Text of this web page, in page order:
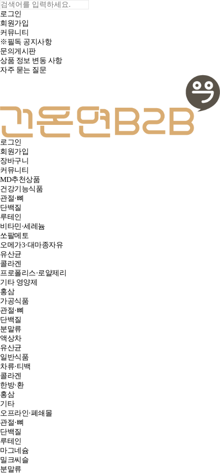
로그인
회원가입
커뮤니티
※필독 공지사항
문의게시판
상품 정보 변동 사항
자주 묻는 질문
로그인
회원가입
장바구니
커뮤니티
MD추천상품
건강기능식품
관절·뼈
단백질
루테인
비타민·세레늄
쏘팔메토
오메가3·대마종자유
유산균
콜라겐
프로폴리스·로얄제리
기타 영양제
홍삼
가공식품
관절·뼈
단백질
분말류
액상차
유산균
일반식품
차류·티백
콜라겐
한방·환
홍삼
기타
오프라인·폐쇄몰
관절·뼈
단백질
루테인
마그네슘
밀크씨슬
분말류